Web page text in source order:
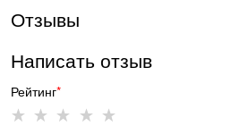
Отзывы
Написать отзыв
Рейтинг